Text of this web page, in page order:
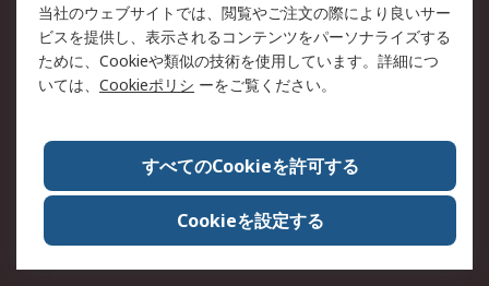
045-335-8888（カスタマーサービス）
SNS公式アカウント
ご利用可能カード会社
当社のウェブサイトでは、閲覧やご注文の際により良いサー
ビスを提供し、表示されるコンテンツをパーソナライズする
ために、Cookieや類似の技術を使用しています。詳細につ
いては、 Cookieポリシ ーをご覧ください。
すべてのCookieを許可する
Cookieを設定する